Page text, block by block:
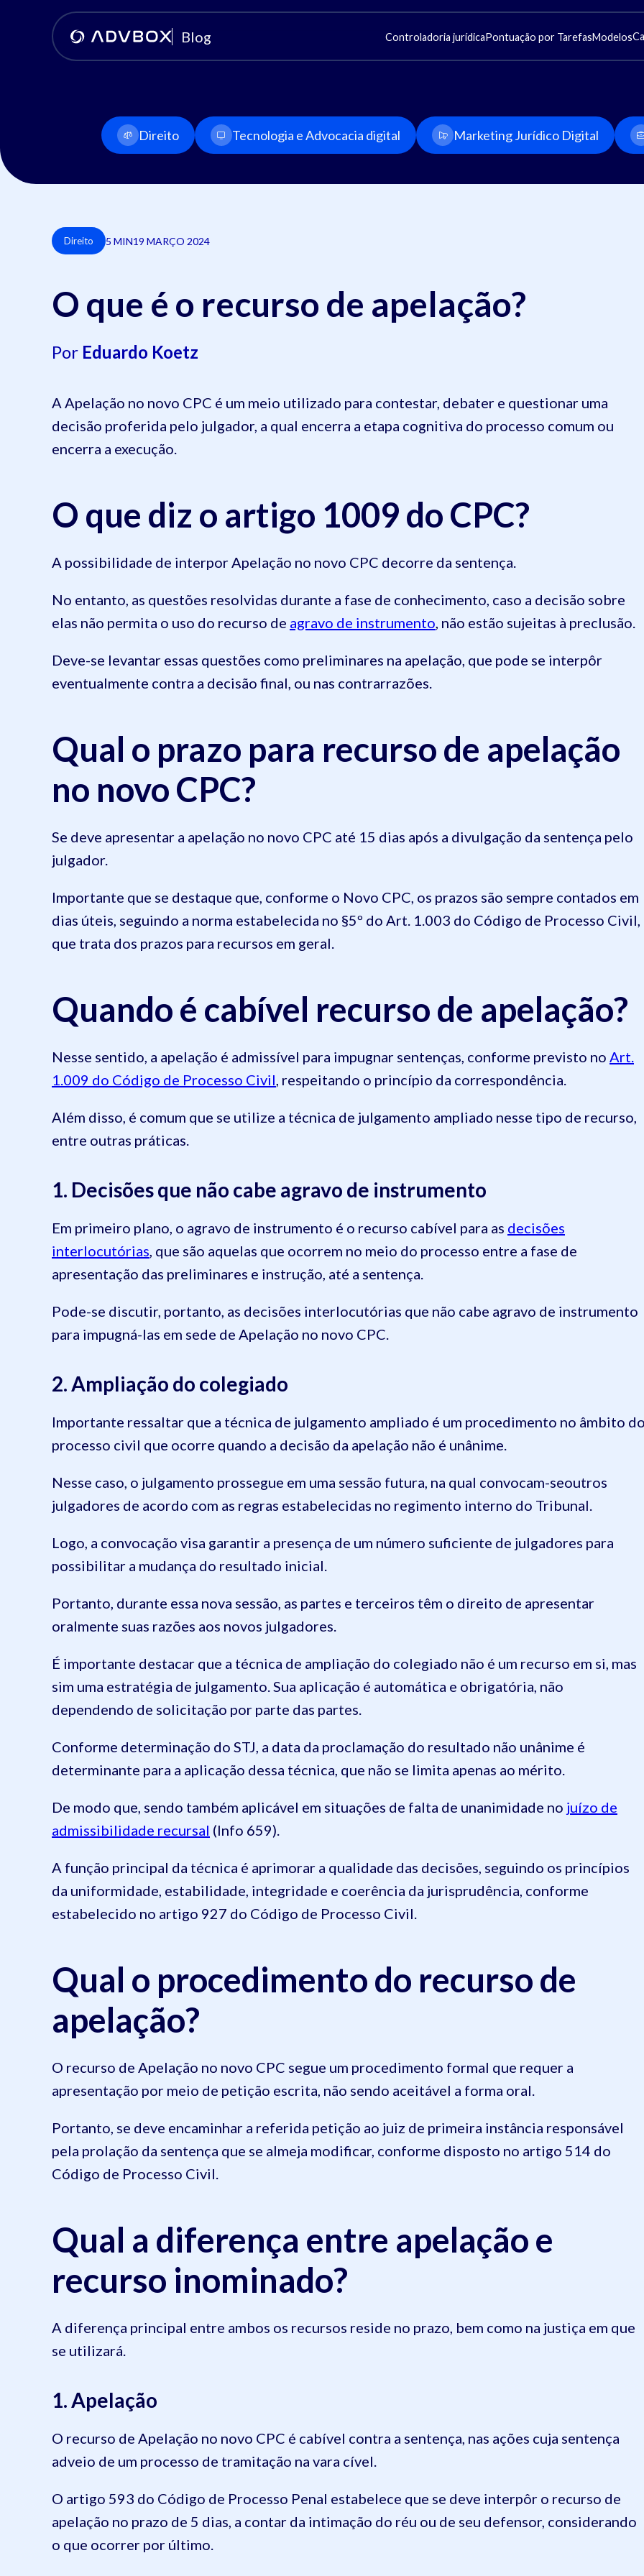
Blog Controladoria jurídicaPontuação por TarefasModelos
Direito Tecnologia e Advocacia digital Marketing Jurídico Digital
Direito 5 MIN19 MARÇO 2024
O que é o recurso de apelação?
Por Eduardo Koetz
A Apelação no novo CPC é um meio utilizado para contestar, debater e questionar uma
decisão proferida pelo julgador, a qual encerra a etapa cognitiva do processo comum ou
encerra a execução.
O que diz o artigo 1009 do CPC?
A possibilidade de interpor Apelação no novo CPC decorre da sentença.
No entanto, as questões resolvidas durante a fase de conhecimento, caso a decisão sobre
elas não permita o uso do recurso de agravo de instrumento, não estão sujeitas à preclusão.
Deve-se levantar essas questões como preliminares na apelação, que pode se interpôr
eventualmente contra a decisão final, ou nas contrarrazões.
Qual o prazo para recurso de apelação
no novo CPC?
Se deve apresentar a apelação no novo CPC até 15 dias após a divulgação da sentença pelo
julgador.
Importante que se destaque que, conforme o Novo CPC, os prazos são sempre contados em
dias úteis, seguindo a norma estabelecida no §5º do Art. 1.003 do Código de Processo Civil,
que trata dos prazos para recursos em geral.
Quando é cabível recurso de apelação?
Nesse sentido, a apelação é admissível para impugnar sentenças, conforme previsto no Art.
1.009 do Código de Processo Civil, respeitando o princípio da correspondência.
Além disso, é comum que se utilize a técnica de julgamento ampliado nesse tipo de recurso,
entre outras práticas.
1. Decisões que não cabe agravo de instrumento
Em primeiro plano, o agravo de instrumento é o recurso cabível para as decisões
interlocutórias, que são aquelas que ocorrem no meio do processo entre a fase de
apresentação das preliminares e instrução, até a sentença.
Pode-se discutir, portanto, as decisões interlocutórias que não cabe agravo de instrumento
para impugná-las em sede de Apelação no novo CPC.
2. Ampliação do colegiado
Importante ressaltar que a técnica de julgamento ampliado é um procedimento no âmbito
processo civil que ocorre quando a decisão da apelação não é unânime.
Nesse caso, o julgamento prossegue em uma sessão futura, na qual convocam-seoutros
julgadores de acordo com as regras estabelecidas no regimento interno do Tribunal.
Logo, a convocação visa garantir a presença de um número suficiente de julgadores para
possibilitar a mudança do resultado inicial.
Portanto, durante essa nova sessão, as partes e terceiros têm o direito de apresentar
oralmente suas razões aos novos julgadores.
É importante destacar que a técnica de ampliação do colegiado não é um recurso em si, mas
sim uma estratégia de julgamento. Sua aplicação é automática e obrigatória, não
dependendo de solicitação por parte das partes.
Conforme determinação do STJ, a data da proclamação do resultado não unânime é
determinante para a aplicação dessa técnica, que não se limita apenas ao mérito.
De modo que, sendo também aplicável em situações de falta de unanimidade no juízo de
admissibilidade recursal (Info 659).
A função principal da técnica é aprimorar a qualidade das decisões, seguindo os princípios
da uniformidade, estabilidade, integridade e coerência da jurisprudência, conforme
estabelecido no artigo 927 do Código de Processo Civil.
Qual o procedimento do recurso de
apelação?
O recurso de Apelação no novo CPC segue um procedimento formal que requer a
apresentação por meio de petição escrita, não sendo aceitável a forma oral.
Portanto, se deve encaminhar a referida petição ao juiz de primeira instância responsável
pela prolação da sentença que se almeja modificar, conforme disposto no artigo 514 do
Código de Processo Civil.
Qual a diferença entre apelação e
recurso inominado?
A diferença principal entre ambos os recursos reside no prazo, bem como na justiça em que
se utilizará.
1. Apelação
O recurso de Apelação no novo CPC é cabível contra a sentença, nas ações cuja sentença
adveio de um processo de tramitação na vara cível.
O artigo 593 do Código de Processo Penal estabelece que se deve interpôr o recurso de
apelação no prazo de 5 dias, a contar da intimação do réu ou de seu defensor, considerando
o que ocorrer por último.